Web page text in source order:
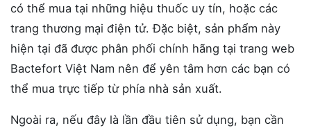
có thể mua tại những hiệu thuốc uy tín, hoặc các
trang thương mại điện tử. Đặc biệt, sản phẩm này
hiện tại đã được phân phối chính hãng tại trang web
Bactefort Việt Nam nên để yên tâm hơn các bạn có
thể mua trực tiếp từ phía nhà sản xuất.
Ngoài ra, nếu đây là lần đầu tiên sử dụng, bạn cần